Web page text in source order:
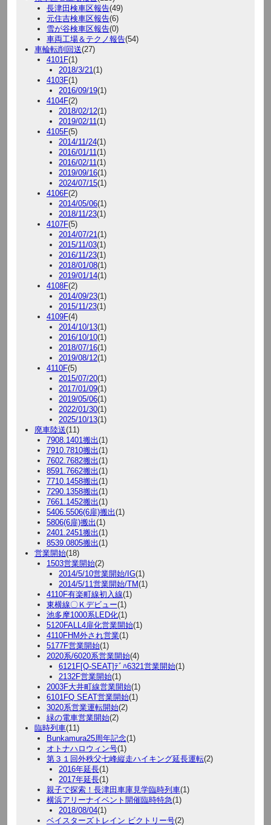
長津田検車区報告(49)
元住吉検車区報告(6)
雪が谷検車区報告(0)
車両工場＆テクノ報告(54)
車輪転削回送(27)
4101F(1)
2018/3/21(1)
4103F(1)
2016/09/19(1)
4104F(2)
2018/02/12(1)
2019/02/11(1)
4105F(5)
2014/11/24(1)
2016/01/11(1)
2016/02/11(1)
2019/09/16(1)
2024/07/15(1)
4106F(2)
2014/05/06(1)
2018/11/23(1)
4107F(5)
2014/07/21(1)
2015/11/03(1)
2016/11/23(1)
2018/01/08(1)
2019/01/14(1)
4108F(2)
2014/09/23(1)
2015/11/23(1)
4109F(4)
2014/10/13(1)
2016/10/10(1)
2018/07/16(1)
2019/08/12(1)
4110F(5)
2015/07/20(1)
2017/01/09(1)
2019/05/06(1)
2022/01/30(1)
2025/10/13(1)
廃車陸送(11)
7908.1401搬出(1)
7910.7810搬出(1)
7602.7682搬出(1)
8591.7662搬出(1)
7710.1458搬出(1)
7290.1358搬出(1)
7661.1452搬出(1)
5406.5506(6扉)搬出(1)
5806(6扉)搬出(1)
2401.2451搬出(1)
8539.0805搬出(1)
営業開始(18)
1503営業開始(2)
2014/5/10営業開始/IG(1)
2014/5/11営業開始/TM(1)
4110F有楽町線初入線(1)
東横線〇Ｋデビュー(1)
池多摩1000系LED化(1)
5120FALL4扉化営業開始(1)
4110FHM外され営業(1)
5177F営業開始(1)
2020系/6020系営業開始(4)
6121F[Q-SEAT]ﾃﾞﾊ6321営業開始(1)
2132F営業開始(1)
2003F大井町線営業開始(1)
6101FQ SEAT営業開始(1)
3020系営業運転開始(2)
緑の電車営業開始(2)
臨時列車(11)
Bunkamura25周年記念(1)
オトナハロウィン号(1)
第３１回外秩父七峰縦走ハイキング延長運転(2)
2016年延長(1)
2017年延長(1)
親子で探索！長津田車庫見学臨時列車(1)
横浜アリーナイベント開催臨時特急(1)
2018/08/04(1)
ベイスターズトレイン ビクトリー号(2)